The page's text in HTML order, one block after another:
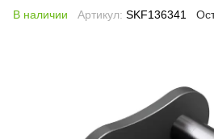
В наличии Артикул: SKF136341